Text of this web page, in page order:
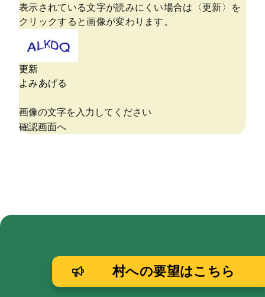
村への要望はこちら